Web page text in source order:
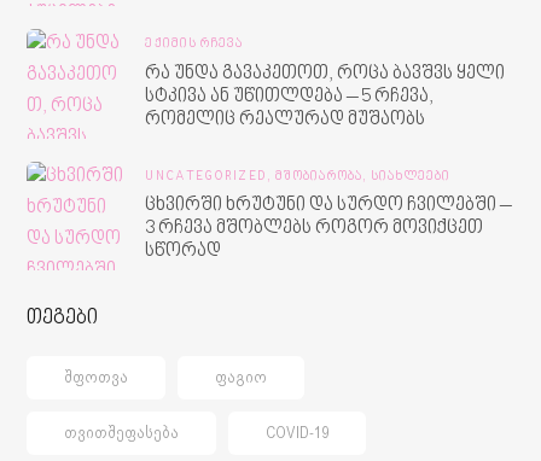
ᲔᲥᲘᲛᲘᲡ ᲠᲩᲔᲕᲐ
რა უნდა გავაკეთოთ, როცა ბავშვს ყელი
სტკივა ან უწითლდება – 5 რჩევა,
რომელიც რეალურად მუშაობს
UNCATEGORIZED, ᲛᲨᲝᲑᲘᲐᲠᲝᲑᲐ, ᲡᲘᲐᲮᲚᲔᲔᲑᲘ
ცხვირში ხრუტუნი და სურდო ჩვილებში –
3 რჩევა მშობლებს როგორ მოვიქცეთ
სწორად
თეგები
ᲨᲤᲝᲗᲕᲐ ᲤᲐᲒᲘᲝ
ᲗᲕᲘᲗᲨᲔᲤᲐᲡᲔᲑᲐ COVID-19